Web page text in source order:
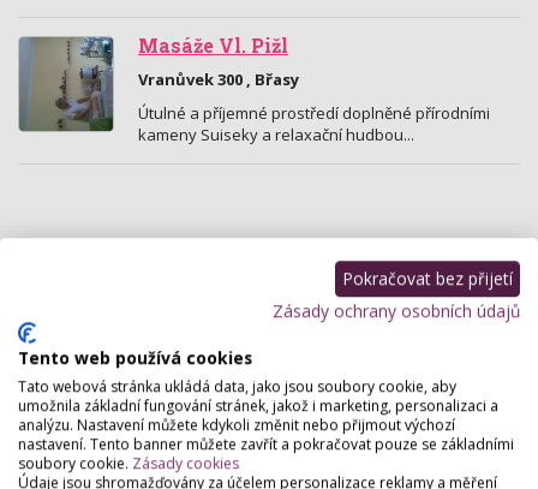
Masáže Vl. Pižl
Vranůvek 300 , Břasy
Útulné a příjemné prostředí doplněné přírodními
kameny Suiseky a relaxační hudbou...
Salon Krásy Lotos
Pokračovat bez přijetí
Zásady ochrany osobních údajů
Tento web používá cookies
Tato webová stránka ukládá data, jako jsou soubory cookie, aby
umožnila základní fungování stránek, jakož i marketing, personalizaci a
analýzu. Nastavení můžete kdykoli změnit nebo přijmout výchozí
nastavení. Tento banner můžete zavřít a pokračovat pouze se základními
soubory cookie. Zásady cookies
Údaje jsou shromažďovány za účelem personalizace reklamy a měření